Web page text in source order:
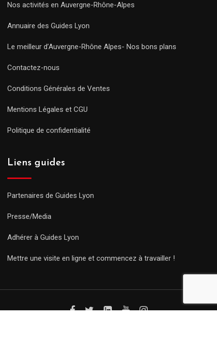
Nos activités en Auvergne-Rhône-Alpes
Annuaire des Guides Lyon
Le meilleur d’Auvergne-Rhône Alpes- Nos bons plans
Contactez-nous
Conditions Générales de Ventes
Mentions Légales et CGU
Politique de confidentialité
Liens guides
Partenaires de Guides Lyon
Presse/Media
Adhérer à Guides Lyon
Mettre une visite en ligne et commencez à travailler !